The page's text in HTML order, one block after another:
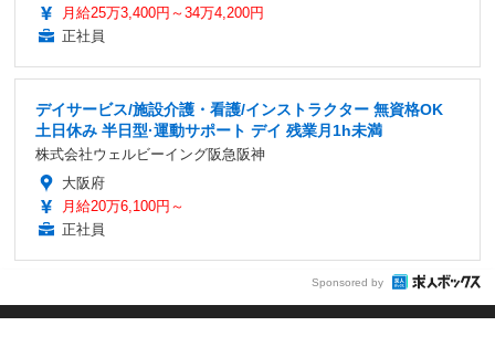
月給25万3,400円～34万4,200円
正社員
デイサービス/施設介護・看護/インストラクター 無資格OK
土日休み 半日型·運動サポート デイ 残業月1h未満
株式会社ウェルビーイング阪急阪神
大阪府
月給20万6,100円～
正社員
Sponsored by